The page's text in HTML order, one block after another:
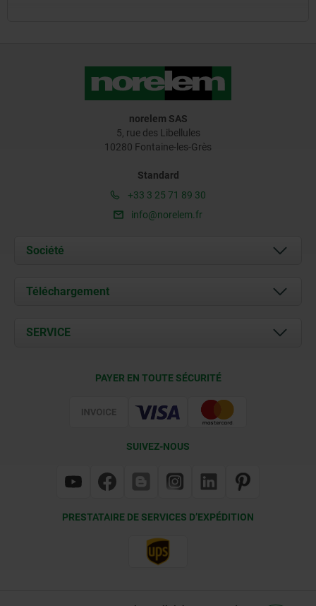
norelem SAS
5, rue des Libellules
10280 Fontaine-les-Grès
Standard
+33 3 25 71 89 30
info@norelem.fr
Société
À propos de nous
Contact
Téléchargement
Documents
SERVICE
PAYER EN TOUTE SÉCURITÉ
SUIVEZ-NOUS
PRESTATAIRE DE SERVICES D’EXPÉDITION